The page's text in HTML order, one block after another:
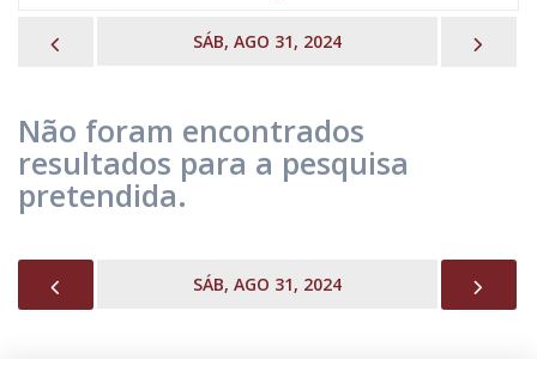
SÁB, AGO 31, 2024
Não foram encontrados
resultados para a pesquisa
pretendida.
SÁB, AGO 31, 2024